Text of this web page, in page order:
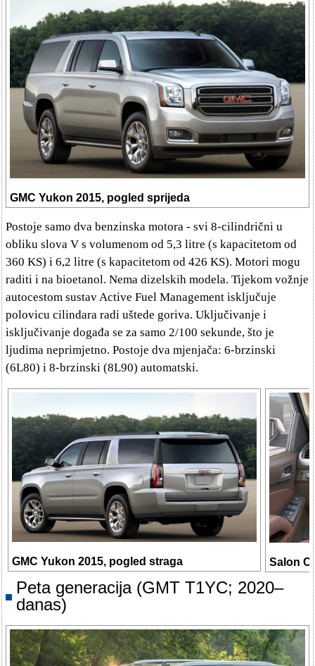
GMC Yukon 2015, pogled sprijeda
Postoje samo dva benzinska motora - svi 8-cilindrični u
obliku slova V s volumenom od 5,3 litre (s kapacitetom od
360 KS) i 6,2 litre (s kapacitetom od 426 KS). Motori mogu
raditi i na bioetanol. Nema dizelskih modela. Tijekom vožnje
autocestom sustav Active Fuel Management isključuje
polovicu cilindara radi uštede goriva. Uključivanje i
isključivanje događa se za samo 2/100 sekunde, što je
ljudima neprimjetno. Postoje dva mjenjača: 6-brzinski
(6L80) i 8-brzinski (8L90) automatski.
GMC Yukon 2015, pogled straga Salon
Peta generacija (GMT T1YC; 2020–
danas)